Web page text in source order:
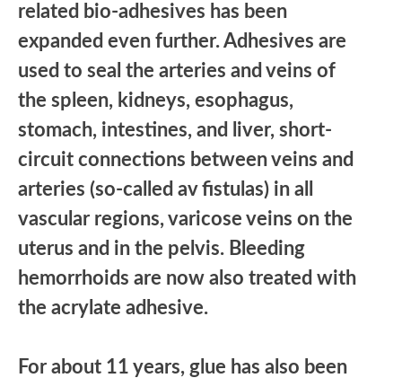
related bio-adhesives has been
expanded even further. Adhesives are
used to seal the arteries and veins of
the spleen, kidneys, esophagus,
stomach, intestines, and liver, short-
circuit connections between veins and
arteries (so-called av fistulas) in all
vascular regions, varicose veins on the
uterus and in the pelvis. Bleeding
hemorrhoids are now also treated with
the acrylate adhesive.
For about 11 years, glue has also been